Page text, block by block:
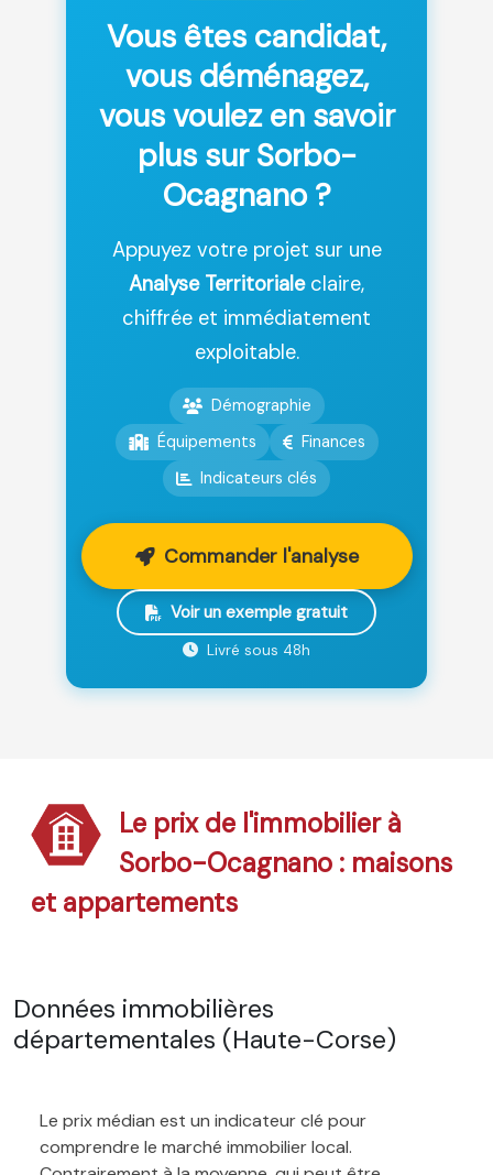
Vous êtes candidat,
vous déménagez,
vous voulez en savoir
plus sur Sorbo-
Ocagnano ?
Appuyez votre projet sur une
Analyse Territorialeclaire,
chiffrée et immédiatement
exploitable.
Démographie
Équipements
Finances
Indicateurs clés
Commander l'analyse
Voir un exemple gratuit
Livré sous 48h
Le prix de l'immobilier à
Sorbo-Ocagnano : maisons
et appartements
Données immobilières
départementales (Haute-Corse)
Le prix médian est un indicateur clé pour
comprendre le marché immobilier local.